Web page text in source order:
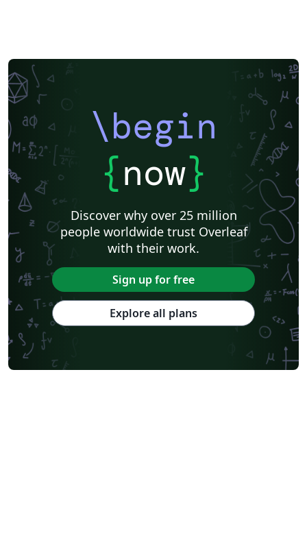
\begin
{now}
Discover why over 25 million
people worldwide trust Overleaf
with their work.
Sign up for free
Explore all plans